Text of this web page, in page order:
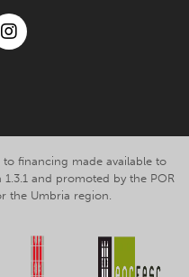
financing made available to
and promoted by the POR
the Umbria region.